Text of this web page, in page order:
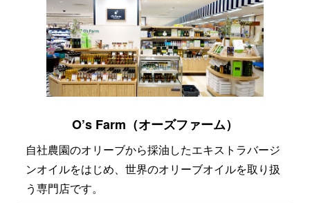
O’s Farm（オーズファーム）
自社農園のオリーブから採油したエキストラバージ
ンオイルをはじめ、世界のオリーブオイルを取り扱
う専門店です。